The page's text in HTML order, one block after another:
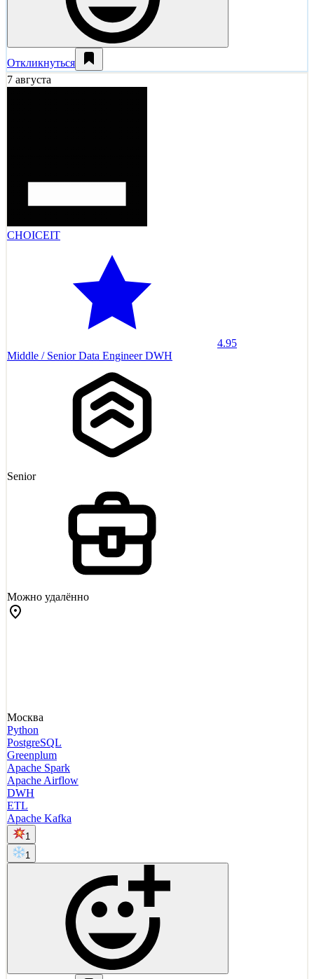
Откликнуться
7 августа
CHOICEIT
4.95
Middle / Senior Data Engineer DWH
Senior
Можно удалённо
Москва
Python
PostgreSQL
Greenplum
Apache Spark
Apache Airflow
DWH
ETL
Apache Kafka
1
1